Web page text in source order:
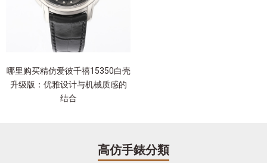
哪里购买精仿爱彼千禧15350白壳
升级版：优雅设计与机械质感的
结合
高仿手錶分類